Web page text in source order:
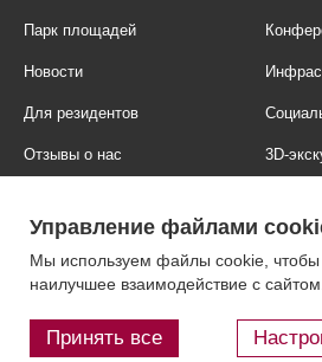
Парк площадей
Новости
Для резидентов
Отзывы о нас 3D-
Контакты Блог
Управление файлами
Мы используем файлы cookie, чтобы
наилучшее взаимодействие с сайтом.
Принять все